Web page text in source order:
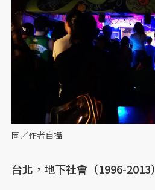
圖／作者自攝
台北，地下社會（1996-2013）